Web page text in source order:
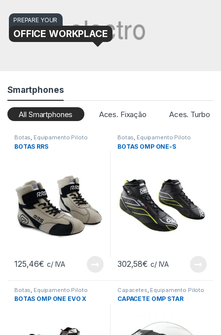
OFFICE WORKPLACE
PREPARE YOUR
Smartphones
All Smartphones Aces. Fixação Aces. Turbo
Botas, Equipamento Piloto
BOTAS RRS
125,46€ c/ IVA
Botas, Equipamento Piloto
BOTAS OMP ONE-S
302,58€ c/ IVA
Botas Equipamento Piloto
BOTAS OMP ONE EVO X
Capacetes Equipamento Piloto
CAPACETE OMP STAR